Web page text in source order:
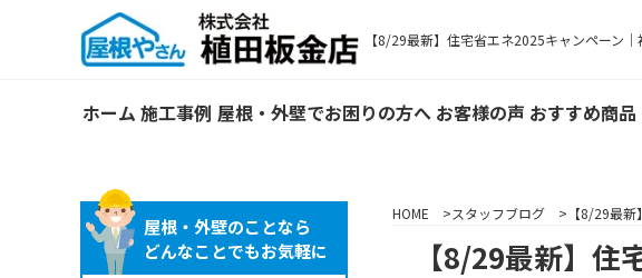
【8/29最新】住宅省エネ2025キャンペーン
ホーム 施工事例 屋根・外壁でお困りの方へ お客様の声 おすすめ商品
屋根・外壁のことなら
どんなことでもお気軽に
HOME スタッフブログ 【8/29最
【8/29最新】